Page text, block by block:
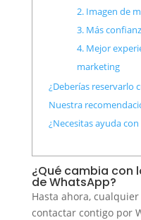
2. Imagen de
3. Más
4. Mejor
marketing
¿Deberías reservarlo
Nuestra
¿Necesitas ayuda
¿Qué cambia con
de WhatsApp?
Hasta ahora,
contactar contigo por